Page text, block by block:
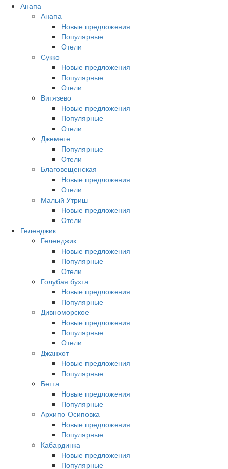
Анапа
Анапа
Новые предложения
Популярные
Отели
Сукко
Новые предложения
Популярные
Отели
Витязево
Новые предложения
Популярные
Отели
Джемете
Популярные
Отели
Благовещенская
Новые предложения
Отели
Малый Утриш
Новые предложения
Отели
Геленджик
Геленджик
Новые предложения
Популярные
Отели
Голубая бухта
Новые предложения
Популярные
Дивноморское
Новые предложения
Популярные
Отели
Джанхот
Новые предложения
Популярные
Бетта
Новые предложения
Популярные
Архипо-Осиповка
Новые предложения
Популярные
Кабардинка
Новые предложения
Популярные